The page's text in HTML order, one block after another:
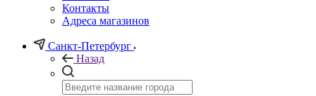
Контакты
Адреса магазинов
Санкт-Петербург
Назад